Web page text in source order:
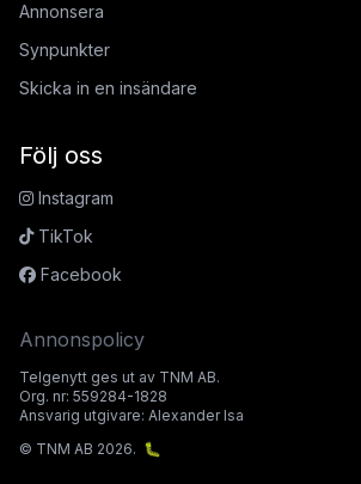
Annonsera
Synpunkter
Skicka in en insändare
Följ oss
Instagram
TikTok
Facebook
Annonspolicy
Telgenytt ges ut av TNM AB.
Org. nr: 559284-1828
Ansvarig utgivare: Alexander Isa
© TNM AB 2026. 🐛